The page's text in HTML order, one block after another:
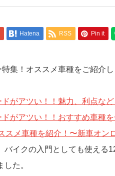
Hatena RSS Pin it
集！オススメ車種をご紹介し
がアツい！！魅力、利点など
がアツい！！おすすめ車種を
スメ車種を紹介！〜新車オン
バイクの入門としても使える
た。